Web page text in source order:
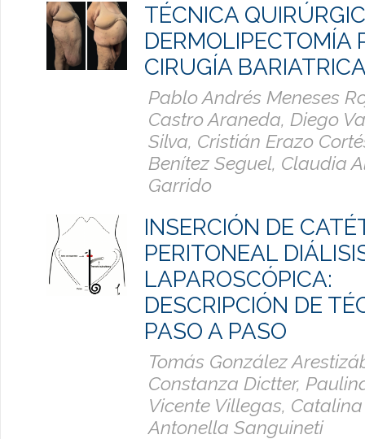
TÉCNICA
DERMOLIPECTOMÍA
CIRUGÍA
Pablo Andrés Meneses
Castro Araneda, Diego
Silva, Cristián Erazo
Benítez Seguel, Claudia
Garrido
INSERCIÓN DE
PERITONEAL
LAPAROSCÓPICA:
DESCRIPCIÓN DE
PASO A PASO
Tomás González
Constanza Dictter,
Vicente Villegas, Catalina
Antonella Sanguineti